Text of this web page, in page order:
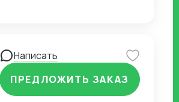
Написать
ПРЕДЛОЖИТЬ ЗАКАЗ